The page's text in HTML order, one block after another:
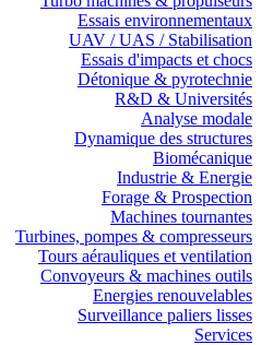
Essais environnementaux
UAV / UAS / Stabilisation
Essais d'impacts et chocs
Détonique & pyrotechnie
R&D & Universités
Analyse modale
Dynamique des structures
Biomécanique
Industrie & Energie
Forage & Prospection
Machines tournantes
Turbines, pompes & compresseurs
Tours aérauliques et ventilation
Convoyeurs & machines outils
Energies renouvelables
Surveillance paliers lisses
Services